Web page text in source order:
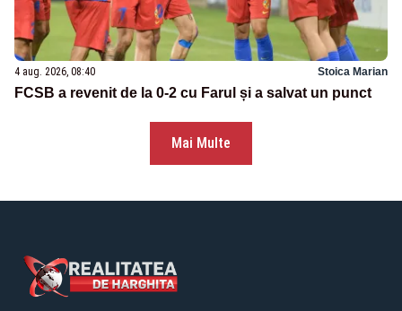
4 aug. 2026, 08:40 Stoica Marian
FCSB a revenit de la 0-2 cu Farul și a salvat un punct
Mai Multe